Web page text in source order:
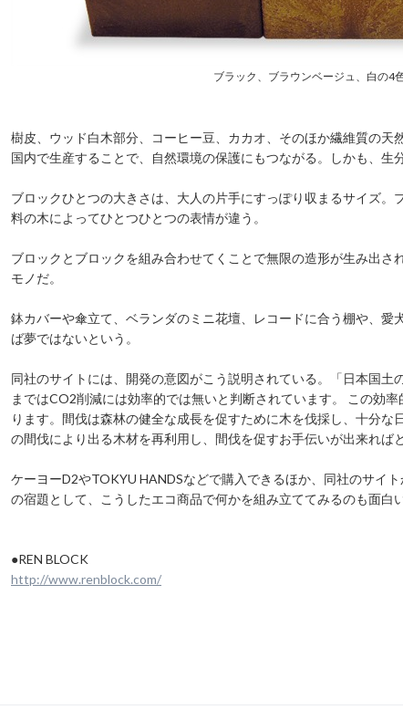
ブラック、ブラウンベージュ、白の4
樹皮、ウッド白木部分、コーヒー豆、カカオ、そのほか繊維質の
国内で生産することで、自然環境の保護にもつながる。しかも、生
ブロックひとつの大きさは、大人の片手にすっぽり収まるサイズ
料の木によってひとつひとつの表情が違う。
ブロックとブロックを組み合わせてくことで無限の造形が生み出
モノだ。
鉢カバーや傘立て、ベランダのミニ花壇、レコードに合う棚や、
ば夢ではないという。
同社のサイトには、開発の意図がこう説明されている。「日本国土
まではCO2削減には効率的では無いと判断されています。 この効
ります。間伐は森林の健全な成長を促すために木を伐採し、十分な
の間伐により出る木材を再利用し、間伐を促すお手伝いが出来れば
ケーヨーD2やTOKYU HANDSなどで購入できるほか、同社のサイ
の宿題として、こうしたエコ商品で何かを組み立ててみるのも面白
●REN BLOCK
http://www.renblock.com/